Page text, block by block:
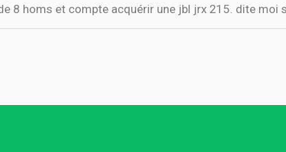
8 homs et compte acquérir une jbl jrx 215. dite moi